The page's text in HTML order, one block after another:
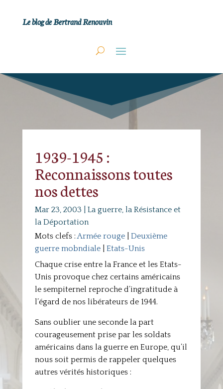
Le blog de Bertrand Renouvin
1939-1945 :
Reconnaissons toutes
nos dettes
Mar 23, 2003
La guerre, la Résistance et
la Déportation
Mots clefs :Armée rouge| Deuxième
guerre mobndiale| Etats-Unis
Chaque crise entre la France et les Etats-
Unis provoque chez certains américains
le sempiternel reproche d’ingratitude à
l’égard de nos libérateurs de 1944.
Sans oublier une seconde la part
courageusement prise par les soldats
américains dans la guerre en Europe, qu’il
nous soit permis de rappeler quelques
autres vérités historiques :